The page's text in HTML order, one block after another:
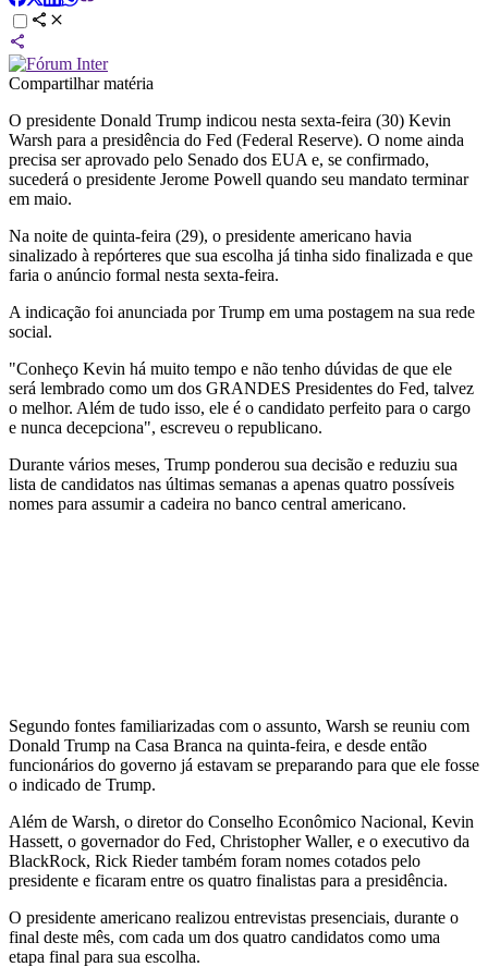
Compartilhar matéria
O presidente Donald Trump indicou nesta sexta-feira (30) Kevin
Warsh para a presidência do Fed (Federal Reserve). O nome ainda
precisa ser aprovado pelo Senado dos EUA e, se confirmado,
sucederá o presidente Jerome Powell quando seu mandato terminar
em maio.
Na noite de quinta-feira (29), o presidente americano havia
sinalizado à repórteres que sua escolha já tinha sido finalizada e que
faria o anúncio formal nesta sexta-feira.
A indicação foi anunciada por Trump em uma postagem na sua rede
social.
"Conheço Kevin há muito tempo e não tenho dúvidas de que ele
será lembrado como um dos GRANDES Presidentes do Fed, talvez
o melhor. Além de tudo isso, ele é o candidato perfeito para o cargo
e nunca decepciona", escreveu o republicano.
Durante vários meses, Trump ponderou sua decisão e reduziu sua
lista de candidatos nas últimas semanas a apenas quatro possíveis
nomes para assumir a cadeira no banco central americano.
Segundo fontes familiarizadas com o assunto, Warsh se reuniu com
Donald Trump na Casa Branca na quinta-feira, e desde então
funcionários do governo já estavam se preparando para que ele fosse
o indicado de Trump.
Além de Warsh, o diretor do Conselho Econômico Nacional, Kevin
Hassett, o governador do Fed, Christopher Waller, e o executivo da
BlackRock, Rick Rieder também foram nomes cotados pelo
presidente e ficaram entre os quatro finalistas para a presidência.
O presidente americano realizou entrevistas presenciais, durante o
final deste mês, com cada um dos quatro candidatos como uma
etapa final para sua escolha.